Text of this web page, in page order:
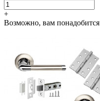
+
Возможно, вам понадобится